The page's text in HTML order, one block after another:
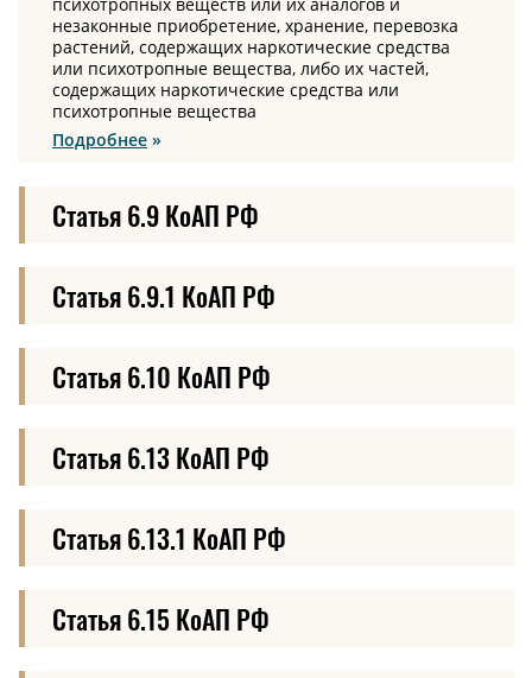
незаконные приобретение, хранение, перевозка
растений, содержащих наркотические средства
или психотропные вещества, либо их частей,
содержащих наркотические средства или
психотропные вещества
Подробнее
Статья 6.9 КоАП РФ
Статья 6.9.1 КоАП РФ
Статья 6.10 КоАП РФ
Статья 6.13 КоАП РФ
Статья 6.13.1 КоАП РФ
Статья 6.15 КоАП РФ